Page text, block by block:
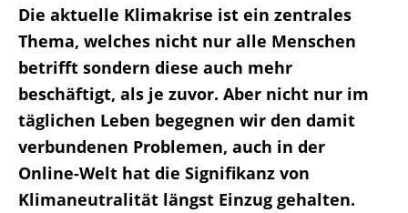
Die aktuelle Klimakrise ist ein zentrales
Thema, welches nicht nur alle Menschen
betrifft sondern diese auch mehr
beschäftigt, als je zuvor. Aber nicht nur im
täglichen Leben begegnen wir den damit
verbundenen Problemen, auch in der
Online-Welt hat die Signifikanz von
Klimaneutralität längst Einzug gehalten.